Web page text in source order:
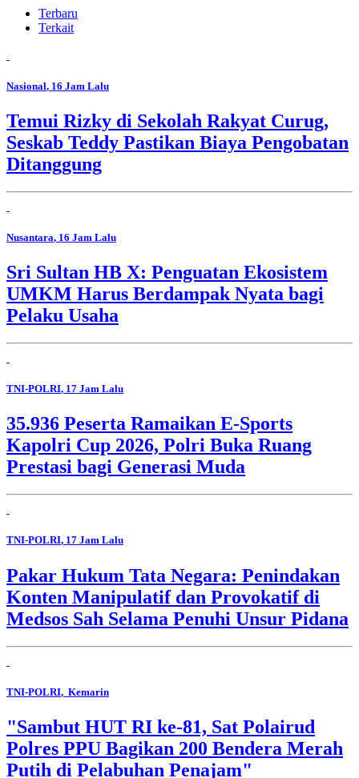
Terbaru
Terkait
Nasional, 16 Jam Lalu
Temui Rizky di Sekolah Rakyat Curug,
Seskab Teddy Pastikan Biaya Pengobatan
Ditanggung
Nusantara, 16 Jam Lalu
Sri Sultan HB X: Penguatan Ekosistem
UMKM Harus Berdampak Nyata bagi
Pelaku Usaha
TNI-POLRI, 17 Jam Lalu
35.936 Peserta Ramaikan E-Sports
Kapolri Cup 2026, Polri Buka Ruang
Prestasi bagi Generasi Muda
TNI-POLRI, 17 Jam Lalu
Pakar Hukum Tata Negara: Penindakan
Konten Manipulatif dan Provokatif di
Medsos Sah Selama Penuhi Unsur Pidana
TNI-POLRI, Kemarin
"Sambut HUT RI ke-81, Sat Polairud
Polres PPU Bagikan 200 Bendera Merah
Putih di Pelabuhan Penajam"